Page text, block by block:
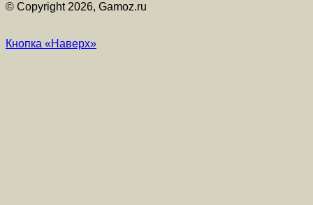
© Copyright 2026, Gamoz.ru
Кнопка «Наверх»